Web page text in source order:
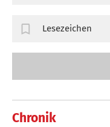
Chronik
Lesezeichen